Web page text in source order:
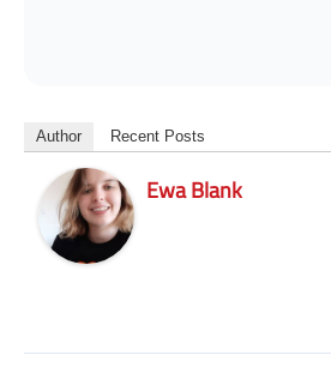
Author Recent Posts
Ewa Blank